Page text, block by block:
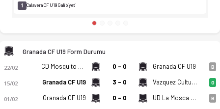
1 Calavera CF U19 Galibiyeti
Granada CF U19 Form Durumu
22/02 CD Mosquito U19 0 - 0 Granada CF U19 B
15/02 Granada CF U19 3 - 0 Vazquez Cultural U19 G
01/02 Granada CF U19 0 - 0 UD La Mosca U19 B